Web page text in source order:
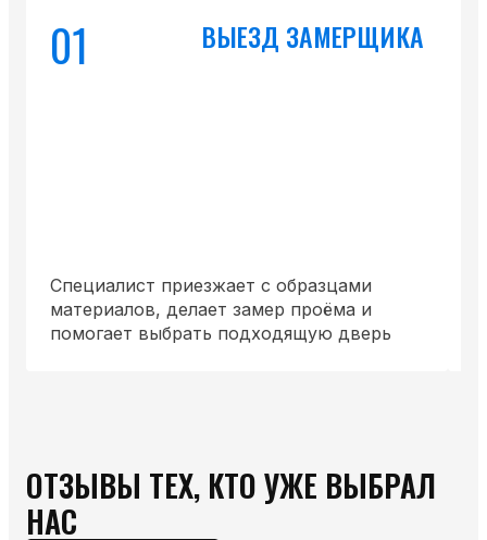
01 ВЫЕЗД ЗАМЕРЩИКА
Специалист приезжает с образцами
материалов, делает замер проёма и
помогает выбрать подходящую дверь
ОТЗЫВЫ ТЕХ, КТО УЖЕ ВЫБРАЛ
НАС